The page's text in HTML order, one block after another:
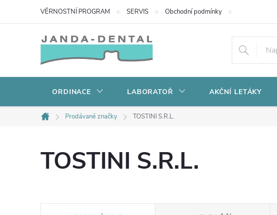
VĚRNOSTNÍ PROGRAM SERVIS Obchodní podmínky Potřebujete
ORDINACE LABORATOŘ AKČNÍ LETÁKY
Domů
Prodávané značky TOSTINI S.R.L.
TOSTINI S.R.L.